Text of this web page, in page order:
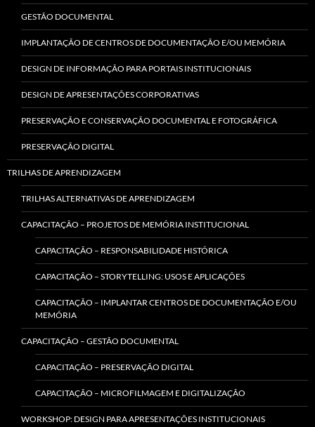
GESTÃO DOCUMENTAL
IMPLANTAÇÃO DE CENTROS DE DOCUMENTAÇÃO E/OU MEMÓRIA
DESIGN DE INFORMAÇÃO PARA PORTAIS INSTITUCIONAIS
DESIGN DE APRESENTAÇÕES CORPORATIVAS
PRESERVAÇÃO E CONSERVAÇÃO DOCUMENTAL E FOTOGRÁFICA
PRESERVAÇÃO DIGITAL
TRILHAS DE APRENDIZAGEM
TRILHAS ALTERNATIVAS DE APRENDIZAGEM
CAPACITAÇÃO – PROJETOS DE MEMÓRIA INSTITUCIONAL
CAPACITAÇÃO – RESPONSABILIDADE HISTÓRICA
CAPACITAÇÃO – STORYTELLING: USOS E APLICAÇÕES
CAPACITAÇÃO – IMPLANTAR CENTROS DE DOCUMENTAÇÃO E/OU
MEMÓRIA
CAPACITAÇÃO – GESTÃO DOCUMENTAL
CAPACITAÇÃO – PRESERVAÇÃO DIGITAL
CAPACITAÇÃO – MICROFILMAGEM E DIGITALIZAÇÃO
WORKSHOP: DESIGN PARA APRESENTAÇÕES INSTITUCIONAIS